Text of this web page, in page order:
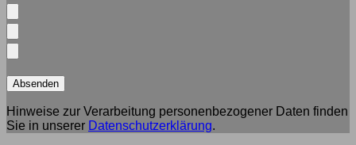
Hinweise zur Verarbeitung personenbezogener Daten finden
Sie in unserer Datenschutzerklärung.